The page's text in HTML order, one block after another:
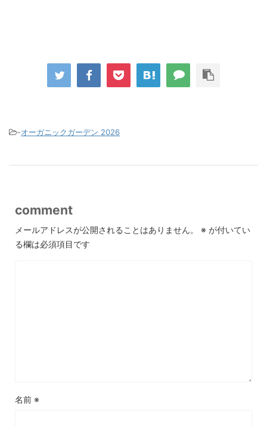
-オーガニックガーデン 2026
comment
メールアドレスが公開されることはありません。 ※ が付いてい
る欄は必須項目です
名前 ※